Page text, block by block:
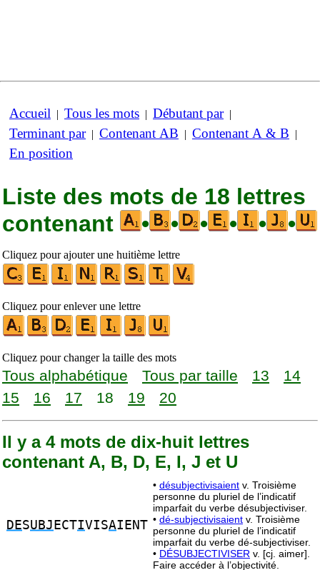
Accueil | Tous les mots | Débutant par|
Terminant par| Contenant AB | Contenant A & B |
En position
Liste des mots de 18 lettres
contenant
• • • • • •
Cliquez pour ajouter une huitième lettre
Cliquez pour enlever une lettre
Cliquez pour changer la taille des mots
Tous alphabétique Tous par taille 13
14
15
16 17 18 19 20
Il y a 4 mots de dix-huit lettres
contenant A, B, D, E, I, J et U
DESUBJ ECTIVISAIENT
• désubjectivisaient v. Troisième
personne du pluriel de l’indicatif
imparfait du verbe désubjectiviser.
• dé-subjectivisaient v. Troisième
personne du pluriel de l’indicatif
imparfait du verbe dé-subjectiviser.
• DÉSUBJECTIVISER v. [cj. aimer].
Faire accéder à l’objectivité.